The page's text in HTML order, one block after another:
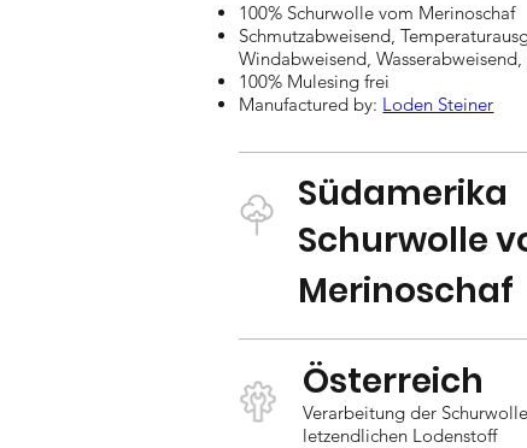
100% Schurwolle vom Merinoschaf
Schmutzabweisend,
Windabweisend,
100% Mulesing frei
Manufactured by: Loden Steiner
Südamerika
Schurwolle
Merinoschaf
Österreich
Verarbeitung der
letzendlichen Lodenstoff